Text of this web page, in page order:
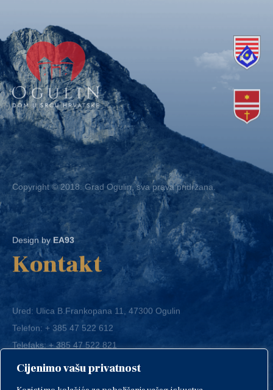
Cijenimo vašu privatnost
Copyright © 2018. Grad Ogulin, sva prava pridržana.
EA93
Kontakt
+ 385 47 522 612